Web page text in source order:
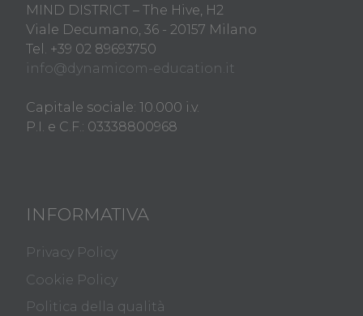
MIND DISTRICT – The Hive, H2
Viale Decumano, 36 - 20157 Milano
Tel. +39 02 89693750
info@dynamicom-education.it
Capitale sociale: 10.000 i.v.
P.I. e C.F.: 03338800968
INFORMATIVA
Privacy Policy
Cookie Policy
Politica della qualità